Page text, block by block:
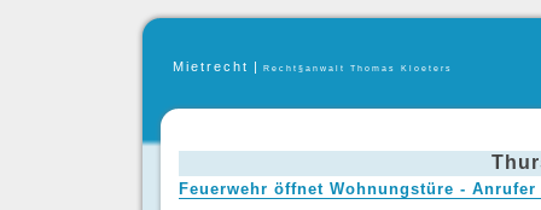
Mietrecht | Recht§anwalt Thomas Kloeters
Feuerwehr öffnet Wohnungstüre -